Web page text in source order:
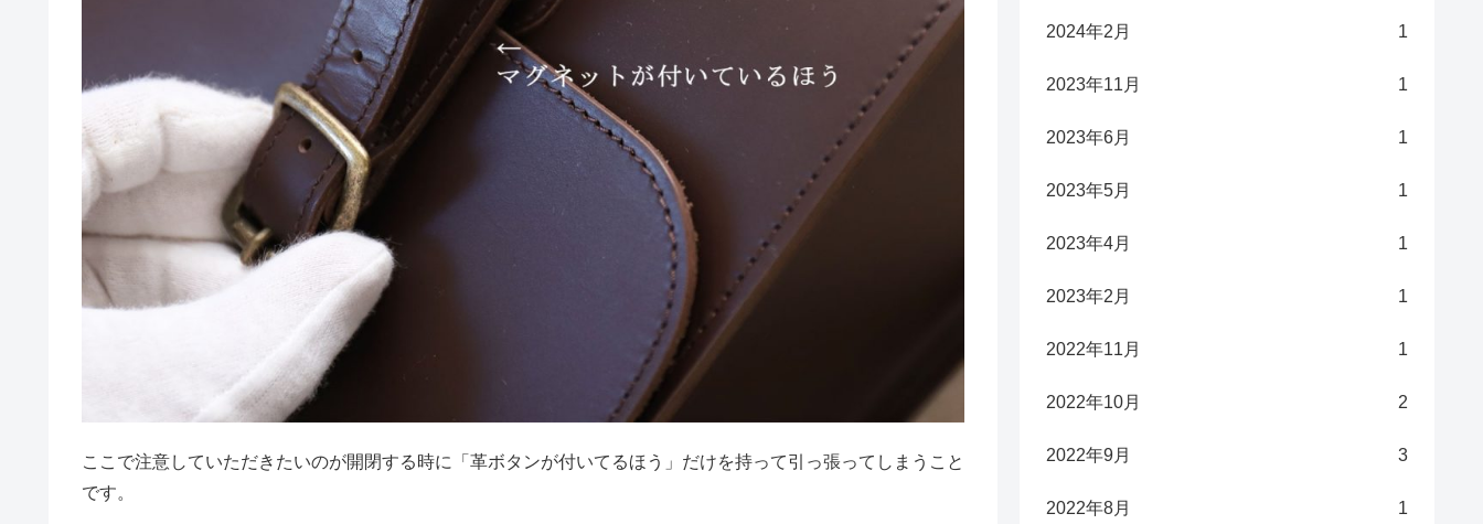
ここで注意していただきたいのが開閉する時に「革ボタンが付いてるほう」だけを持って引っ張ってしまうこと
です。
2024年2月 1
2023年11月 1
2023年6月 1
2023年5月 1
2023年4月 1
2023年2月 1
2022年11月 1
2022年10月 2
2022年9月 3
2022年8月 1